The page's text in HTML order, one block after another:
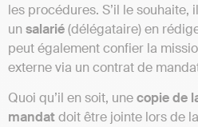
les procédures. S’il le
un salarié(délégataire) en
peut également confier la
externe via un contrat de
Quoi qu’il en soit, unecopie de
mandatdoit être jointe lors de